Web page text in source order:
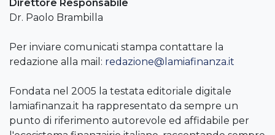
Direttore Responsabile
Dr. Paolo Brambilla
Per inviare comunicati stampa contattare la
redazione alla mail: redazione@lamiafinanza.it
Fondata nel 2005 la testata editoriale digitale
lamiafinanza.it ha rappresentato da sempre un
punto di riferimento autorevole ed affidabile per